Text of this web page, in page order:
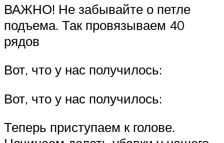
ВАЖНО! Не забывайте о петле
подъема. Так провязываем 40
рядов
Вот, что у нас получилось:
Вот, что у нас получилось:
Теперь приступаем к голове.